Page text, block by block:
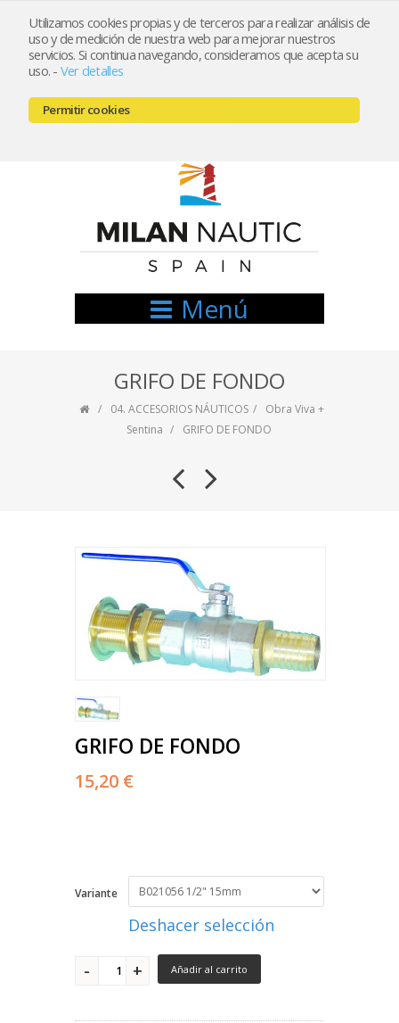
Utilizamos cookies propias y de terceros para realizar análisis de
uso y de medición de nuestra web para mejorar nuestros
servicios. Si continua navegando, consideramos que acepta su
uso. - Ver detalles
Permitir cookies
Registrarse Mi cuenta
666521122 // 654999333
Menú
GRIFO DE FONDO
04. ACCESORIOS NÁUTICOS
Obra Viva +
Sentina
GRIFO DE FONDO
GRIFO DE FONDO
15,20 €
Variante
Deshacer selección
Añadir al carrito